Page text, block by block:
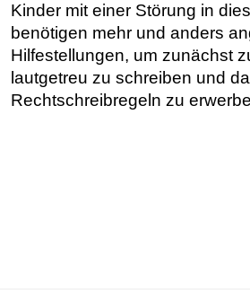
Kinder mit einer Störung in
benötigen mehr und anders
Hilfestellungen, um zunächst
lautgetreu zu schreiben und
Rechtschreibregeln zu